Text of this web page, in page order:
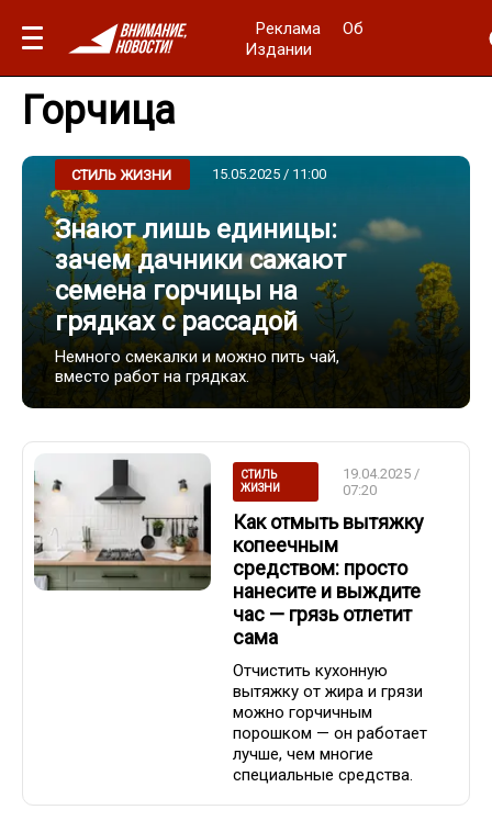
Реклама
Об
Издании
Горчица
СТИЛЬ ЖИЗНИ 15.05.2025 / 11:00
Знают лишь единицы:
зачем дачники сажают
семена горчицы на
грядках с рассадой
Немного смекалки и можно пить чай,
вместо работ на грядках.
СТИЛЬ
ЖИЗНИ
19.04.2025 /
07:20
Как отмыть вытяжку
копеечным
средством: просто
нанесите и выждите
час — грязь отлетит
сама
Отчистить кухонную
вытяжку от жира и грязи
можно горчичным
порошком — он работает
лучше, чем многие
специальные средства.